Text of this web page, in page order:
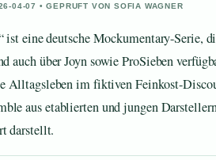
04-07 • GEPRUFT VON SOFIA WAGNER
ist eine deutsche Mockumentary-Serie,
auch über Joyn sowie ProSieben
Alltagsleben im fiktiven Feinkost-
aus etablierten und jungen
darstellt.